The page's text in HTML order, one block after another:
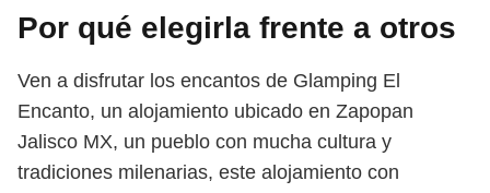
Por qué elegirla frente a otros
Ven a disfrutar los encantos de Glamping El
Encanto, un alojamiento ubicado en Zapopan
Jalisco MX, un pueblo con mucha cultura y
tradiciones milenarias, este alojamiento con